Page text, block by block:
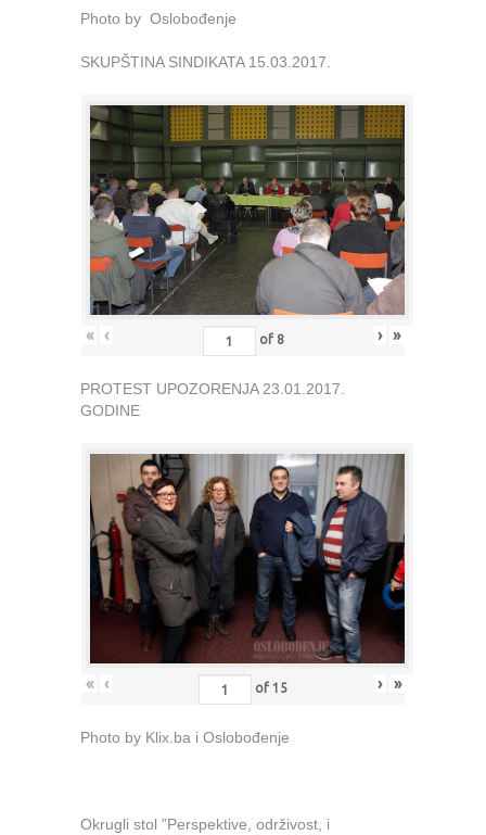
Photo by Oslobođenje
SKUPŠTINA SINDIKATA 15.03.2017.
« ‹ of 8 › »
PROTEST UPOZORENJA 23.01.2017.
GODINE
« ‹ of 15 › »
Photo by Klix.ba i Oslobođenje
Okrugli stol ”Perspektive, održivost, i